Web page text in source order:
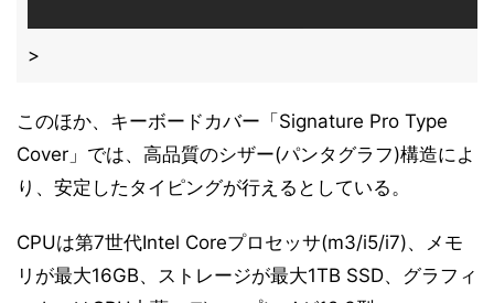
>
このほか、キーボードカバー「Signature Pro Type
Cover」では、高品質のシザー(パンタグラフ)構造によ
り、安定したタイピングが行えるとしている。
CPUは第7世代Intel Coreプロセッサ(m3/i5/i7)、メモ
リが最大16GB、ストレージが最大1TB SSD、グラフィ